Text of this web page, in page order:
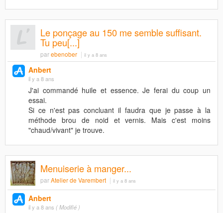
Le ponçage au 150 me semble suffisant.
Tu peu[...]
parebenober il y a 8 ans
Anbert
il y a 8 ans
J'ai commandé huile et essence. Je ferai du coup un
essai.
Si ce n'est pas concluant il faudra que je passe à la
méthode brou de noid et vernis. Mais c'est moins
"chaud/vivant" je trouve.
Menuiserie à manger...
parAtelier de Varembert il y a 8 ans
Anbert
il y a 8 ans ( Modifié )